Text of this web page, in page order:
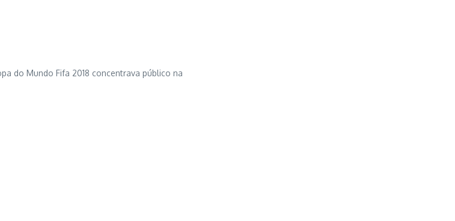
do Mundo Fifa 2018 concentrava público na